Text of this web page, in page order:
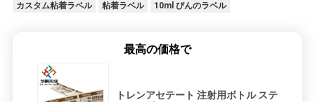
カスタム粘着ラベル 粘着ラベル 10ml びんのラベル
最高の価格で
トレンアセテート 注射用ボトル ステ